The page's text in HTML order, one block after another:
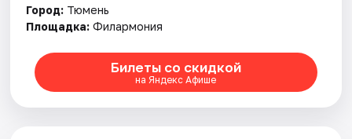
Рейтинги
Город: Тюмень
Площадка: Филармония
Билеты со скидкой
на Яндекс Афише